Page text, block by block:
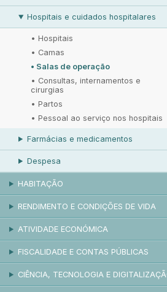
Hospitais e cuidados hospitalares
• Hospitais
• Camas
• Salas de operação
• Consultas, internamentos e
cirurgias
• Partos
• Pessoal ao serviço nos hospitais
Farmácias e medicamentos
Despesa
HABITAÇÃO
RENDIMENTO E CONDIÇÕES DE VIDA
ATIVIDADE ECONÓMICA
FISCALIDADE E CONTAS PÚBLICAS
CIÊNCIA, TECNOLOGIA E